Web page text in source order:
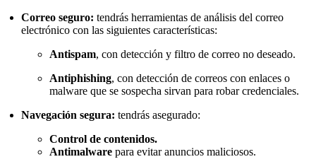
Correo seguro: tendrás herramientas de análisis del correo
electrónico con las siguientes características:
Antispam, con detección y filtro de correo no deseado.
Antiphishing, con detección de correos con enlaces o
malware que se sospecha sirvan para robar credenciales.
Navegación segura: tendrás asegurado:
Control de contenidos.
Antimalware para evitar anuncios maliciosos.